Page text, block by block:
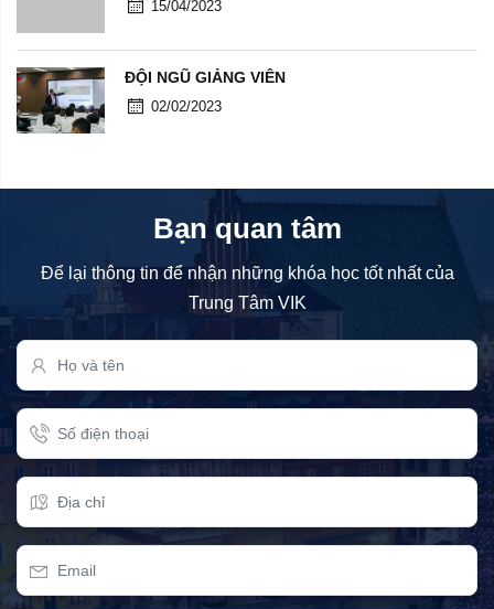
15/04/2023
ĐỘI NGŨ GIẢNG VIÊN
02/02/2023
Bạn quan tâm
Để lại thông tin để nhận những khóa học tốt nhất của
Trung Tâm VIK